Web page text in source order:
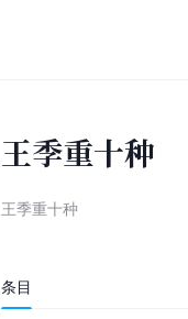
王季重十种
王季重十种
条目